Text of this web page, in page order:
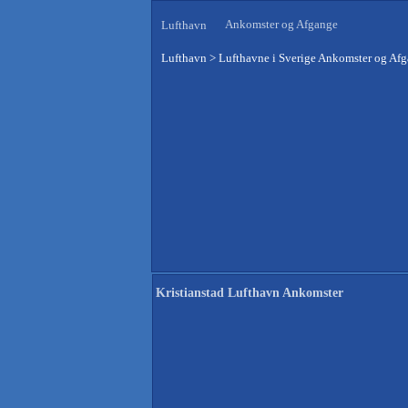
Lufthavn Ankomster og Afgange
Lufthavn > Lufthavne i Sverige Ankomster og
Kristianstad Lufthavn Ankomster